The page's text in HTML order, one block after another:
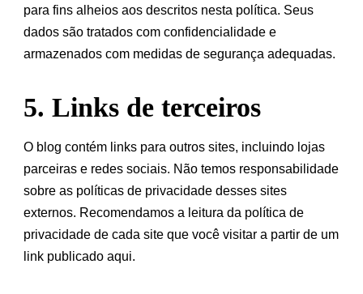
para fins alheios aos descritos nesta política. Seus
dados são tratados com confidencialidade e
armazenados com medidas de segurança adequadas.
5. Links de terceiros
O blog contém links para outros sites, incluindo lojas
parceiras e redes sociais. Não temos responsabilidade
sobre as políticas de privacidade desses sites
externos. Recomendamos a leitura da política de
privacidade de cada site que você visitar a partir de um
link publicado aqui.